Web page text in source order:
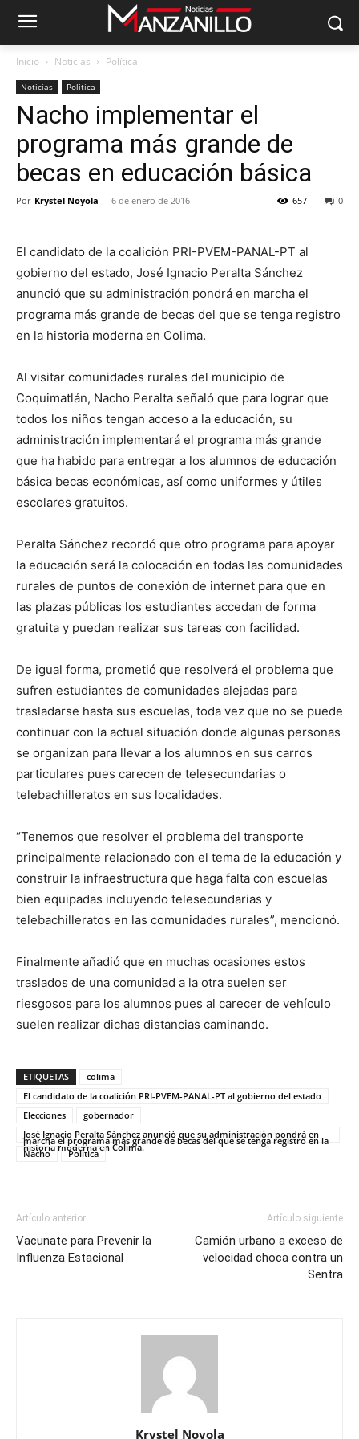
Inicio Noticias Política
Noticias Política
Nacho implementar el
programa más grande de
becas en educación básica
Por Krystel Noyola - 6 de enero de 2016 0
657
El candidato de la coalición PRI-PVEM-PANAL-PT al
gobierno del estado, José Ignacio Peralta Sánchez
anunció que su administración pondrá en marcha el
programa más grande de becas del que se tenga registro
en la historia moderna en Colima.
Al visitar comunidades rurales del municipio de
Coquimatlán, Nacho Peralta señaló que para lograr que
todos los niños tengan acceso a la educación, su
administración implementará el programa más grande
que ha habido para entregar a los alumnos de educación
básica becas económicas, así como uniformes y útiles
escolares gratuitos.
Peralta Sánchez recordó que otro programa para apoyar
la educación será la colocación en todas las comunidades
rurales de puntos de conexión de internet para que en
las plazas públicas los estudiantes accedan de forma
gratuita y puedan realizar sus tareas con facilidad.
De igual forma, prometió que resolverá el problema que
sufren estudiantes de comunidades alejadas para
trasladarse hasta sus escuelas, toda vez que no se puede
continuar con la actual situación donde algunas personas
se organizan para llevar a los alumnos en sus carros
particulares pues carecen de telesecundarias o
telebachilleratos en sus localidades.
“Tenemos que resolver el problema del transporte
principalmente relacionado con el tema de la educación y
construir la infraestructura que haga falta con escuelas
bien equipadas incluyendo telesecundarias y
telebachilleratos en las comunidades rurales”, mencionó.
Finalmente añadió que en muchas ocasiones estos
traslados de una comunidad a la otra suelen ser
riesgosos para los alumnos pues al carecer de vehículo
suelen realizar dichas distancias caminando.
ETIQUETAS
colima
El candidato de la coalición PRI-PVEM-PANAL-PT al gobierno del estado
Elecciones
gobernador
José Ignacio Peralta Sánchez anunció que su administración pondrá en
marcha el programa más grande de becas del que se tenga registro en la
historia moderna en Colima.
Nacho Politica
Artículo anterior
Vacunate para Prevenir la
Influenza Estacional
Artículo siguiente
Camión urbano a exceso de
velocidad choca contra un
Sentra
Krystel Noyola